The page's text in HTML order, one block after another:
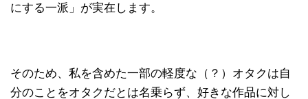
にする一派」が実在します。
そのため、私を含めた一部の軽度な（？）オタクは自
分のことをオタクだとは名乗らず、好きな作品に対し